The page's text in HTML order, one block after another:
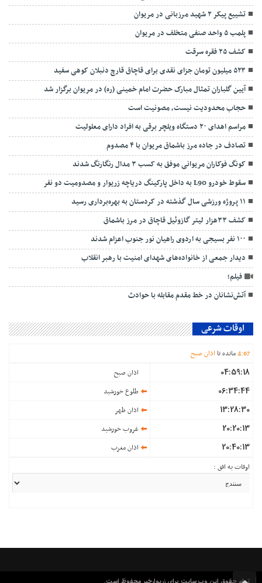
تشييع پیکر ۲ شهید مرزبانی در مریوان
پلمب ۵ واحد صنفی متخلف در مریوان
کشف ۲۵ فقره سرقت
۵۲۳ میلیون تومان جزای نقدی برای قاچاق قارچ دنبلان کوهی سفید
آیین گلباران تمثال مبارک حضرت امام خمینی (ره) در مریوان برگزار شد
حجاب محدودیت نیست، مصونیت است
مراسم اهدای ۲۰ دستگاه ویلچر برقی به افراد دارای معلولیت
تصادف در جاده مرز باشماق مریوان با ۴ مصدوم
کونگ فوکاران مریوانی موفق به کسب ۳ مدال رنگارنگ شدند
سقوط خودرو L90 به داخل پارکینگ دریاچه زریوار و مصدومیت دو نفر
۱۱ پروژه ورزشی سال گذشته در کردستان به بهره‌برداری رسید
کشف ۳۳هزار لیتر گازوئیل قاچاق در مرز باشماق
۱۰۰ نفر بسیجی به اردوی راهیان نور جنوب اعزام شدند
دیدار جمعی از خانواده‌های شهدای امنیت با رهبر انقلاب
فیلم؛
آتش‌نشانان در خط مقدم مقابله با حوادث
اوقات شرعی
4:67 مانده تا اذان صبح
04:59:18 اذان صبح
06:34:44 طلوع خورشید
13:28:30 اذان ظهر
20:20:13 غروب خورشید
20:40:13
اذان مغرب
اوقات به افق :